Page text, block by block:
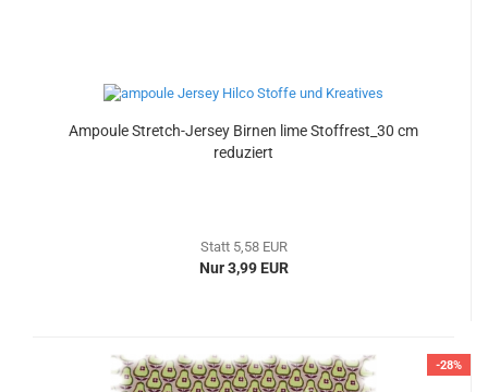
Ampoule Stretch-Jersey Birnen lime Stoffrest_30 cm
reduziert
Statt 5,58 EUR
Nur 3,99 EUR
-28%